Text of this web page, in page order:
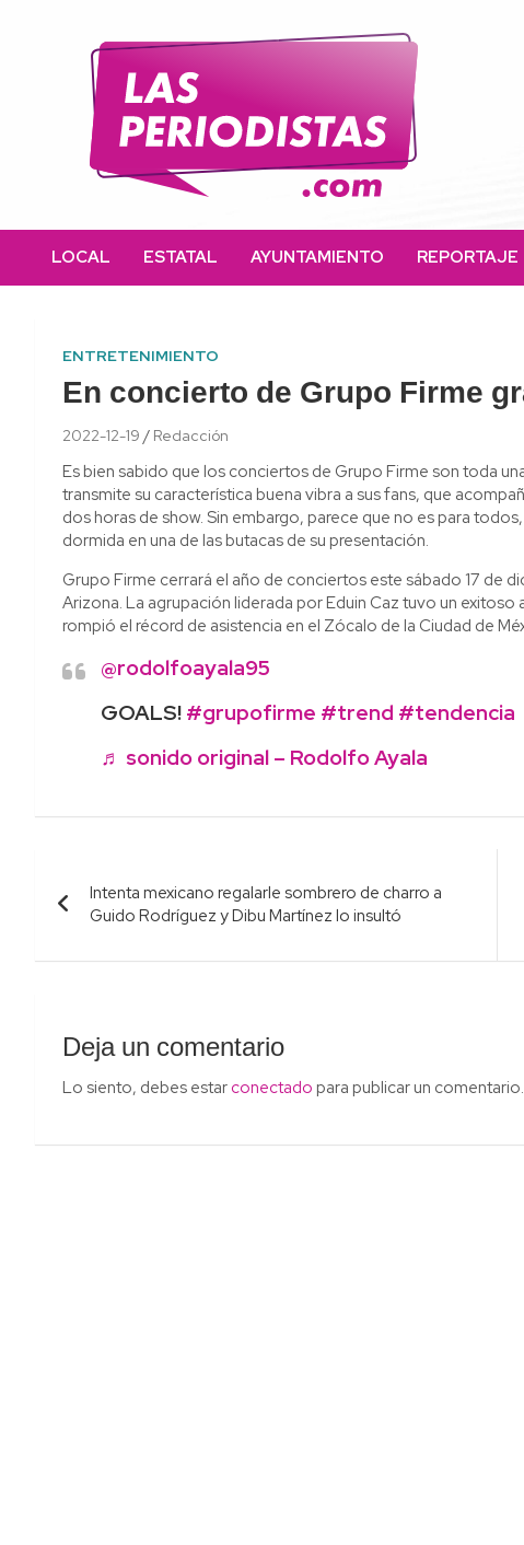
Las Periodistas
informado a la población.
LOCAL
ESTATAL AYUNTAMIENTO REPORTAJE
ENTRETENIMIENTO
En concierto de Grupo Firme
2022-12-19 Redacción
Es bien sabido que los conciertos de Grupo Firme son toda
transmite su característica buena vibra a sus fans, que
dos horas de show. Sin embargo, parece que no es para
dormida en una de las butacas de su presentación.
Grupo Firme cerrará el año de conciertos este sábado 17 de
Arizona. La agrupación liderada por Eduin Caz tuvo un
rompió el récord de asistencia en el Zócalo de la Ciudad de
@rodolfoayala95
GOALS! #grupofirme #trend #tendencia
♬ sonido original – Rodolfo Ayala
Navegación
de
entradas
Intenta mexicano regalarle sombrero de charro a
Guido Rodríguez y Dibu Martínez lo insultó
Deja un comentario
Lo siento, debes estar conectado para publicar un comentario.